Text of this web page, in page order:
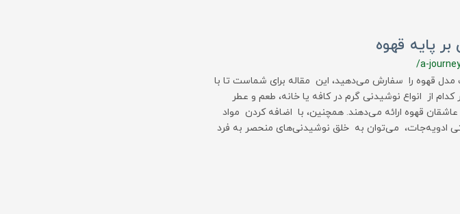
پایه قهوه
/a-
مدل قهوه را سفارش می‌دهید، این مقاله برای شماست تا با
از انواع نوشیدنی گرم در کافه یا خانه، طعم و عطر
قهوه ارائه می‌دهند. همچنین، با اضافه کردن مواد
ادویه‌جات، می‌توان به خلق نوشیدنی‌های منحصر به فرد